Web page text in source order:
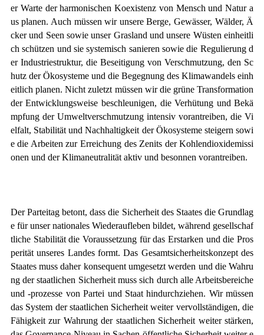
er Warte der harmonischen Koexistenz von Mensch und Natur a
us planen. Auch müssen wir unsere Berge, Gewässer, Wälder, Ä
cker und Seen sowie unser Grasland und unsere Wüsten einheitli
ch schützen und sie systemisch sanieren sowie die Regulierung d
er Industriestruktur, die Beseitigung von Verschmutzung, den Sc
hutz der Ökosysteme und die Begegnung des Klimawandels einh
eitlich planen. Nicht zuletzt müssen wir die grüne Transformation
der Entwicklungsweise beschleunigen, die Verhütung und Bekä
mpfung der Umweltverschmutzung intensiv vorantreiben, die Vi
elfalt, Stabilität und Nachhaltigkeit der Ökosysteme steigern sowi
e die Arbeiten zur Erreichung des Zenits der Kohlendioxidemissi
onen und der Klimaneutralität aktiv und besonnen vorantreiben.
Der Parteitag betont, dass die Sicherheit des Staates die Grundlag
e für unser nationales Wiederaufleben bildet, während gesellschaf
tliche Stabilität die Voraussetzung für das Erstarken und die Pros
perität unseres Landes formt. Das Gesamtsicherheitskonzept des
Staates muss daher konsequent umgesetzt werden und die Wahru
ng der staatlichen Sicherheit muss sich durch alle Arbeitsbereiche
und -prozesse von Partei und Staat hindurchziehen. Wir müssen
das System der staatlichen Sicherheit weiter vervollständigen, die
Fähigkeit zur Wahrung der staatlichen Sicherheit weiter stärken,